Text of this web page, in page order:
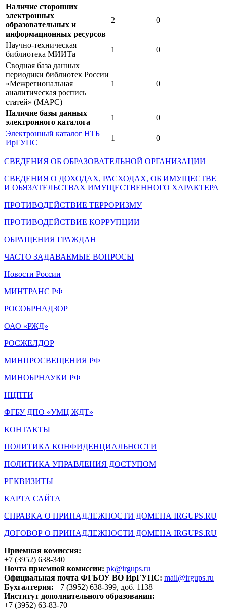
Наличие сторонних
электронных
образовательных и
информационных ресурсов
2 0
Научно-техническая
библиотека МИИТа
1
0
Сводная база данных
периодики библиотек России
«Межрегиональная
аналитическая роспись
статей» (МАРС)
1 0
Наличие базы данных
электронного каталога
1
0
Электронный каталог НТБ
ИрГУПС
1 0
СВЕДЕНИЯ ОБ ОБРАЗОВАТЕЛЬНОЙ ОРГАНИЗАЦИИ
СВЕДЕНИЯ О ДОХОДАХ, РАСХОДАХ, ОБ ИМУЩЕСТВЕ
И ОБЯЗАТЕЛЬСТВАХ ИМУЩЕСТВЕННОГО ХАРАКТЕРА
ПРОТИВОДЕЙСТВИЕ ТЕРРОРИЗМУ
ПРОТИВОДЕЙСТВИЕ КОРРУПЦИИ
ОБРАЩЕНИЯ ГРАЖДАН
ЧАСТО ЗАДАВАЕМЫЕ ВОПРОСЫ
Новости России
МИНТРАНС РФ
РОСОБРНАДЗОР
ОАО «РЖД»
РОСЖЕЛДОР
МИНПРОСВЕЩЕНИЯ РФ
МИНОБРНАУКИ РФ
НЦПТИ
ФГБУ ДПО «УМЦ ЖДТ»
КОНТАКТЫ
ПОЛИТИКА КОНФИДЕНЦИАЛЬНОСТИ
ПОЛИТИКА УПРАВЛЕНИЯ ДОСТУПОМ
РЕКВИЗИТЫ
КАРТА САЙТА
СПРАВКА О ПРИНАДЛЕЖНОСТИ ДОМЕНА IRGUPS.RU
ДОГОВОР О ПРИНАДЛЕЖНОСТИ ДОМЕНА IRGUPS.RU
Приемная комиссия:
+7 (3952) 638-340
Почта приемной комиссии: pk@irgups.ru
Официальная почта ФГБОУ ВО ИрГУПС: mail@irgups.ru
Бухгалтерия: +7 (3952) 638-399, доб. 1138
Институт дополнительного образования:
+7 (3952) 63-83-70